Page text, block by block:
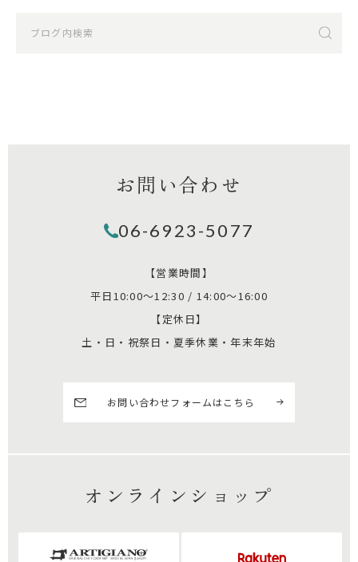
お問い合わせ
06-6923-5077
【営業時間】
平日10:00～12:30 / 14:00～16:00
【定休日】
土・日・祝祭日・夏季休業・年末年始
お問い合わせフォームはこちら
オンラインショップ